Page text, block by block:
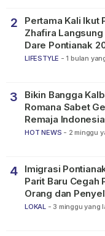
2
Pertama Kali Ikut
Zhafira
Dare Pontianak
LIFESTYLE - 1 bulan
3
Bikin Bangga
Romana Sabet
Remaja
SMP
HOT NEWS - 2 minggu
4
Imigrasi
Parit Baru Cegah
Orang dan
LOKAL - 3 minggu yang